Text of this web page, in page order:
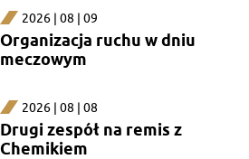
2026 | 08 | 09
Organizacja ruchu w dniu
meczowym
2026 | 08 | 08
Drugi zespół na remis z
Chemikiem